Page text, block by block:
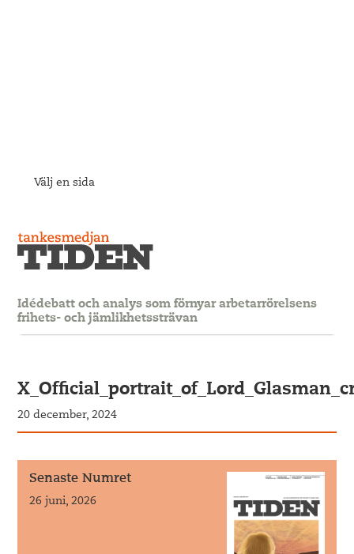
Välj en sida
Idédebatt och analys som förnyar arbetarrörelsens
frihets- och jämlikhetssträvan
20 december, 2024
Senaste Numret
26 juni, 2026